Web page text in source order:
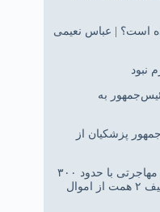
است؟ | عباس نعیمی
به
پزشکیان از
رسیدگی به پرونده کلاهبرداری یک شرکت مهاجرتی با حدود ۳۰۰
شاکی در دادسرای تهران | شناسایی و توقیف ۲ همت از اموال